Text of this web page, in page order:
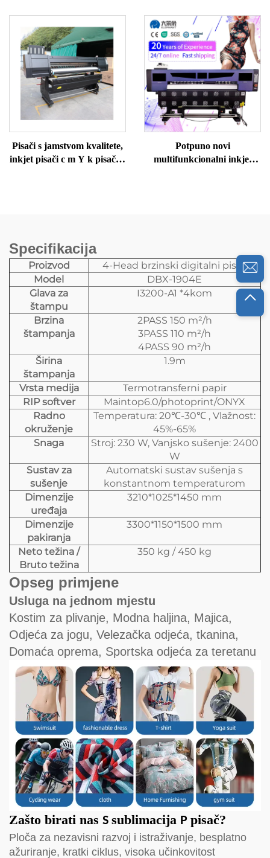
sublimacijski pisač za
bojenje
printer, višebojni UV
printer za ispis naljepnica
Pisači s jamstvom kvalitete,
inkjet pisači c m Y k pisači u
Potpuno novi
multifunkcionalni inkjet
Specifikacija
Proizvod
4-Head brzinski digitalni pisač
Model
DBX-1904E
Glava za
štampu
I3200-A1 *4kom
Brzina
štampanja
2PASS 150 m²/h
3PASS 110 m²/h
4PASS 90 m²/h
Širina
štampanja
1.9m
Vrsta medija
Termotransferni papir
RIP softver
Maintop6.0/photoprint/ONYX
Radno
okruženje
Temperatura: 20℃-30℃ , Vlažnost:
45%-65%
Snaga
Stroj: 230 W, Vanjsko sušenje: 2400
W
Sustav za
sušenje
Automatski sustav sušenja s
konstantnom temperaturom
Dimenzije
uređaja
3210*1025*1450 mm
Dimenzije
pakiranja
3300*1150*1500 mm
Neto težina /
Bruto težina
350 kg / 450 kg
Opseg primjene
Usluga na jednom mjestu
Kostim za plivanje, Modna haljina, Majica,
Odjeća za jogu, Velezačka odjeća, tkanina,
Domaća oprema, Sportska odjeća za teretanu
Zašto birati nas S sublimacija P pisač?
Ploča za nezavisni razvoj i istraživanje, besplatno
ažuriranje, kratki ciklus, visoka učinkovitost